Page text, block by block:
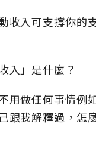
收入可支撐你的
入」是什麼？
用做任何事情例
跟我解釋過，怎